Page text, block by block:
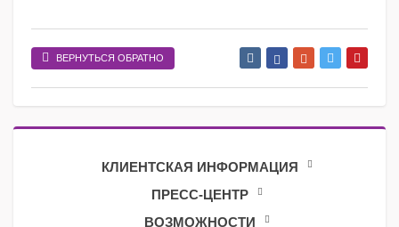
ВЕРНУТЬСЯ ОБРАТНО
КЛИЕНТСКАЯ ИНФОРМАЦИЯ
ПРЕСС-ЦЕНТР
ВОЗМОЖНОСТИ